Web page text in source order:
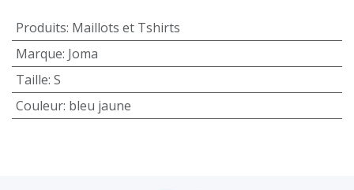
Produits: Maillots et Tshirts
Marque: Joma
Taille: S
Couleur: bleu jaune